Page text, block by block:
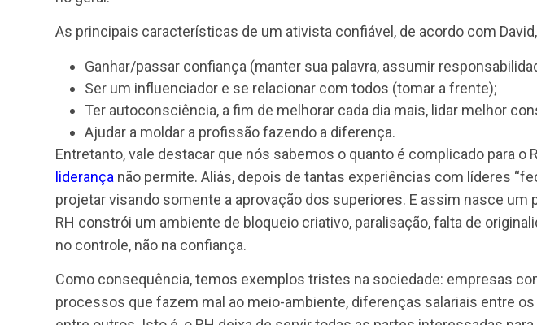
3- Ativismo Confiável
O termo “Ativista Confiável” foi criado em 2007 por David Ulrich
e
necessária e esperada do RH. Como o próprio nome sugere, o
mantém sua personalidade e opiniões ao mesmo tempo em que
seja, é aquele que assume a posição por completo, e faz o que é
no geral.
As principais características de um ativista confiável, de acordo
Ganhar/passar confiança (manter sua palavra, assumir
Ser um influenciador e se relacionar com todos (tomar a